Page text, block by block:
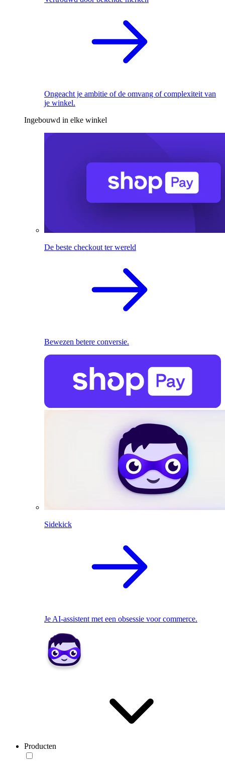
Ongeacht je ambitie of de omvang of complexiteit van
je winkel.
Ingebouwd in elke winkel
De beste checkout ter wereld
Bewezen betere conversie.
Sidekick
Je AI-assistent met een obsessie voor commerce.
Producten